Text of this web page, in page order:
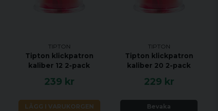
TIPTON
Tipton klickpatron
kaliber 12 2-pack
239 kr
LÄGG I VARUKORGEN
TIPTON
Tipton klickpatron
kaliber 20 2-pack
229 kr
Bevaka